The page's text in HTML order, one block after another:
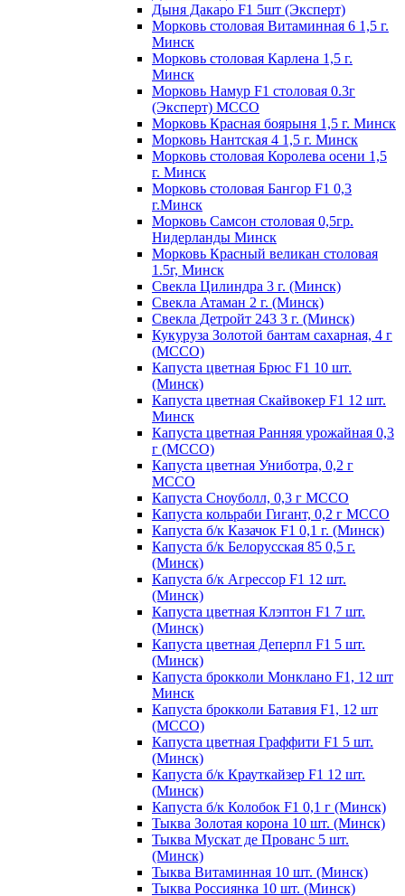
Дыня Дакаро F1 5шт (Эксперт)
Морковь столовая Витаминная 6 1,5 г.
Минск
Морковь столовая Карлена 1,5 г.
Минск
Морковь Намур F1 столовая 0.3г
(Эксперт) МССО
Морковь Красная боярыня 1,5 г. Минск
Морковь Нантская 4 1,5 г. Минск
Морковь столовая Королева осени 1,5
г. Минск
Морковь столовая Бангор F1 0,3
г.Минск
Морковь Самсон столовая 0,5гр.
Нидерланды Минск
Морковь Красный великан столовая
1.5г, Минск
Свекла Цилиндра 3 г. (Минск)
Свекла Атаман 2 г. (Минск)
Свекла Детройт 243 3 г. (Минск)
Кукуруза Золотой бантам сахарная, 4 г
(МССО)
Капуста цветная Брюс F1 10 шт.
(Минск)
Капуста цветная Скайвокер F1 12 шт.
Минск
Капуста цветная Ранняя урожайная 0,3
г (МССО)
Капуста цветная Униботра, 0,2 г
МССО
Капуста Сноуболл, 0,3 г МССО
Капуста кольраби Гигант, 0,2 г МССО
Капуста б/к Казачок F1 0,1 г. (Минск)
Капуста б/к Белорусская 85 0,5 г.
(Минск)
Капуста б/к Агрессор F1 12 шт.
(Минск)
Капуста цветная Клэптон F1 7 шт.
(Минск)
Капуста цветная Деперпл F1 5 шт.
(Минск)
Капуста брокколи Монклано F1, 12 шт
Минск
Капуста брокколи Батавия F1, 12 шт
(МССО)
Капуста цветная Граффити F1 5 шт.
(Минск)
Капуста б/к Крауткайзер F1 12 шт.
(Минск)
Капуста б/к Колобок F1 0,1 г (Минск)
Тыква Золотая корона 10 шт. (Минск)
Тыква Мускат де Прованс 5 шт.
(Минск)
Тыква Витаминная 10 шт. (Минск)
Тыква Россиянка 10 шт. (Минск)